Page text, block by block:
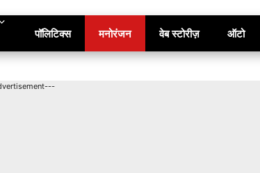
पॉलिटिक्स मनोरंजन वेब स्टोरीज़ ऑटो